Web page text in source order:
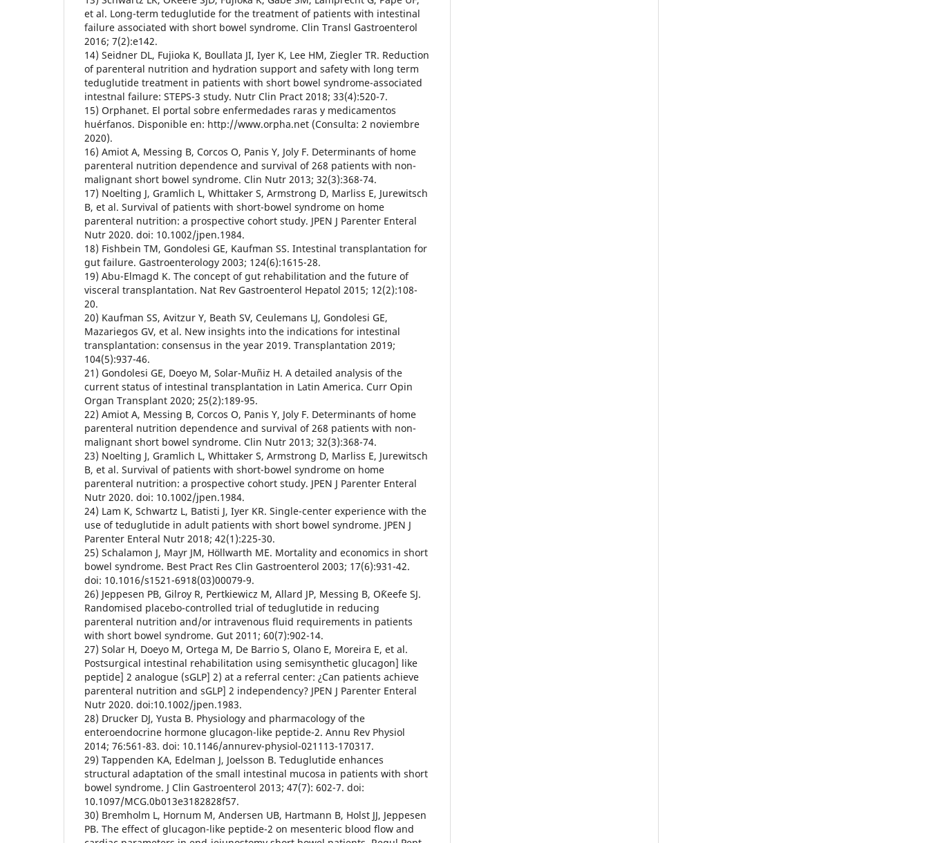
et al. Long-term teduglutide for the treatment of patients with intestinal
failure associated with short bowel syndrome. Clin Transl Gastroenterol
2016; 7(2):e142.
14) Seidner DL, Fujioka K, Boullata JI, Iyer K, Lee HM, Ziegler TR. Reduction
of parenteral nutrition and hydration support and safety with long term
teduglutide treatment in patients with short bowel syndrome-associated
intestnal failure: STEPS-3 study. Nutr Clin Pract 2018; 33(4):520-7.
15) Orphanet. El portal sobre enfermedades raras y medicamentos
huérfanos. Disponible en: http://www.orpha.net (Consulta: 2 noviembre
2020).
16) Amiot A, Messing B, Corcos O, Panis Y, Joly F. Determinants of home
parenteral nutrition dependence and survival of 268 patients with non-
malignant short bowel syndrome. Clin Nutr 2013; 32(3):368-74.
17) Noelting J, Gramlich L, Whittaker S, Armstrong D, Marliss E, Jurewitsch
B, et al. Survival of patients with short-bowel syndrome on home
parenteral nutrition: a prospective cohort study. JPEN J Parenter Enteral
Nutr 2020. doi: 10.1002/jpen.1984.
18) Fishbein TM, Gondolesi GE, Kaufman SS. Intestinal transplantation for
gut failure. Gastroenterology 2003; 124(6):1615-28.
19) Abu-Elmagd K. The concept of gut rehabilitation and the future of
visceral transplantation. Nat Rev Gastroenterol Hepatol 2015; 12(2):108-
20.
20) Kaufman SS, Avitzur Y, Beath SV, Ceulemans LJ, Gondolesi GE,
Mazariegos GV, et al. New insights into the indications for intestinal
transplantation: consensus in the year 2019. Transplantation 2019;
104(5):937-46.
21) Gondolesi GE, Doeyo M, Solar-Muñiz H. A detailed analysis of the
current status of intestinal transplantation in Latin America. Curr Opin
Organ Transplant 2020; 25(2):189-95.
22) Amiot A, Messing B, Corcos O, Panis Y, Joly F. Determinants of home
parenteral nutrition dependence and survival of 268 patients with non-
malignant short bowel syndrome. Clin Nutr 2013; 32(3):368-74.
23) Noelting J, Gramlich L, Whittaker S, Armstrong D, Marliss E, Jurewitsch
B, et al. Survival of patients with short-bowel syndrome on home
parenteral nutrition: a prospective cohort study. JPEN J Parenter Enteral
Nutr 2020. doi: 10.1002/jpen.1984.
24) Lam K, Schwartz L, Batisti J, Iyer KR. Single-center experience with the
use of teduglutide in adult patients with short bowel syndrome. JPEN J
Parenter Enteral Nutr 2018; 42(1):225-30.
25) Schalamon J, Mayr JM, Höllwarth ME. Mortality and economics in short
bowel syndrome. Best Pract Res Clin Gastroenterol 2003; 17(6):931-42.
doi: 10.1016/s1521-6918(03)00079-9.
26) Jeppesen PB, Gilroy R, Pertkiewicz M, Allard JP, Messing B, O´Keefe SJ.
Randomised placebo-controlled trial of teduglutide in reducing
parenteral nutrition and/or intravenous fluid requirements in patients
with short bowel syndrome. Gut 2011; 60(7):902-14.
27) Solar H, Doeyo M, Ortega M, De Barrio S, Olano E, Moreira E, et al.
Postsurgical intestinal rehabilitation using semisynthetic glucagon] like
peptide] 2 analogue (sGLP] 2) at a referral center: ¿Can patients achieve
parenteral nutrition and sGLP] 2 independency? JPEN J Parenter Enteral
Nutr 2020. doi:10.1002/jpen.1983.
28) Drucker DJ, Yusta B. Physiology and pharmacology of the
enteroendocrine hormone glucagon-like peptide-2. Annu Rev Physiol
2014; 76:561-83. doi: 10.1146/annurev-physiol-021113-170317.
29) Tappenden KA, Edelman J, Joelsson B. Teduglutide enhances
structural adaptation of the small intestinal mucosa in patients with short
bowel syndrome. J Clin Gastroenterol 2013; 47(7): 602-7. doi:
10.1097/MCG.0b013e3182828f57.
30) Bremholm L, Hornum M, Andersen UB, Hartmann B, Holst JJ, Jeppesen
PB. The effect of glucagon-like peptide-2 on mesenteric blood flow and